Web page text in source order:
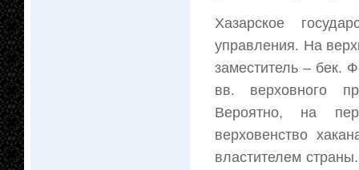
Хазарское
управления. На
заместитель – бек.
вв. верховного
Вероятно, на
верховенство
властителем